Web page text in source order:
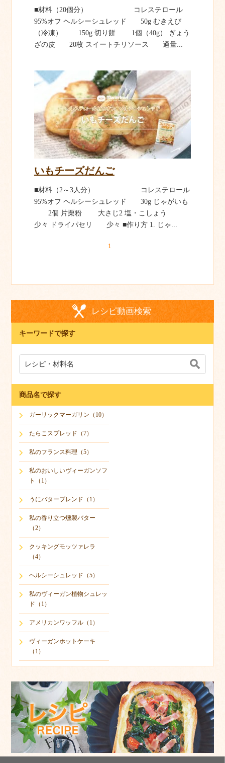
■材料（20個分） コレステロール
95%オフ ヘルシーシュレッド 50g むきえび
（冷凍） 150g 切り餅 1個（40g） ぎょう
ざの皮 20枚 スイートチリソース 適量...
いもチーズだんご
■材料（2～3人分） コレステロール
95%オフ ヘルシーシュレッド 30g じゃがいも
2個 片栗粉 大さじ2 塩・こしょう
少々 ドライパセリ 少々 ■作り方 1. じゃ...
1
レシピ動画検索
キーワードで探す
商品名で探す
ガーリックマーガリン（10）
たらこスプレッド（7）
私のフランス料理（5）
私のおいしいヴィーガンソフ
ト（1）
うにバターブレンド（1）
私の香り立つ燻製バター
（2）
クッキングモッツァレラ
（4）
ヘルシーシュレッド（5）
私のヴィーガン植物シュレッ
ド（1）
アメリカンワッフル（1）
ヴィーガンホットケーキ
（1）